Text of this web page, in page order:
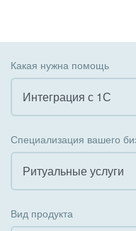
Какая нужна помощь
Интеграция с 1С
Внедрение КЭДО
Интеграция с 1С
Специализация вашего
Ритуальные услуги
Вид продукта